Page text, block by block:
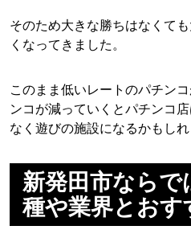
そのため大きな勝ちはなくて
くなってきました。
このまま低いレートのパチン
ンコが減っていくとパチンコ
なく遊びの施設になるかもしれ
新発田市ならで
種や業界とおす